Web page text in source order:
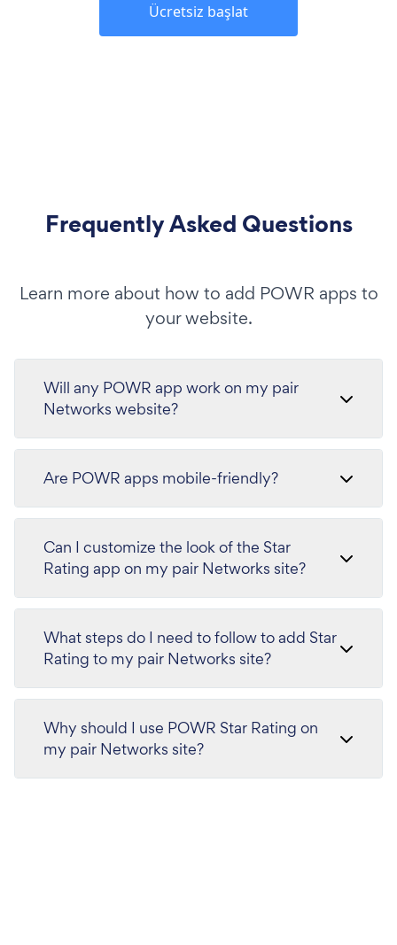
Ücretsiz başlat
Frequently Asked Questions
Learn more about how to add POWR apps to
your website.
Will any POWR app work on my pair
Networks website?
Are POWR apps mobile-friendly?
Can I customize the look of the Star
Rating app on my pair Networks site?
What steps do I need to follow to add Star
Rating to my pair Networks site?
Why should I use POWR Star Rating on
my pair Networks site?